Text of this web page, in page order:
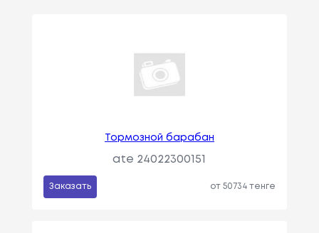
Тормозной барабан
ate 24022300151
Заказать от 50734 тенге